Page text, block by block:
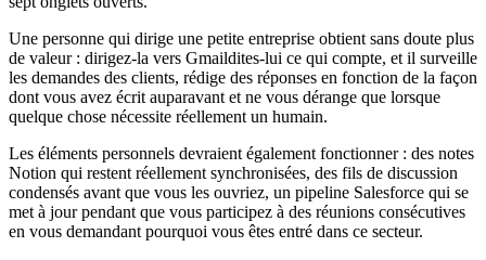
Une personne qui dirige une petite entreprise obtient sans doute plus
de valeur : dirigez-la vers Gmaildites-lui ce qui compte, et il surveille
les demandes des clients, rédige des réponses en fonction de la façon
dont vous avez écrit auparavant et ne vous dérange que lorsque
quelque chose nécessite réellement un humain.
Les éléments personnels devraient également fonctionner : des notes
Notion qui restent réellement synchronisées, des fils de discussion
condensés avant que vous les ouvriez, un pipeline Salesforce qui se
met à jour pendant que vous participez à des réunions consécutives
en vous demandant pourquoi vous êtes entré dans ce secteur.